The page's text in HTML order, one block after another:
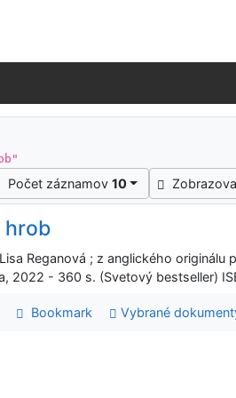
Počet záznamov 10
hrob
Reganová ; z anglického originálu
2022 - 360 s. (Svetový bestseller)
Bookmark Vybrané